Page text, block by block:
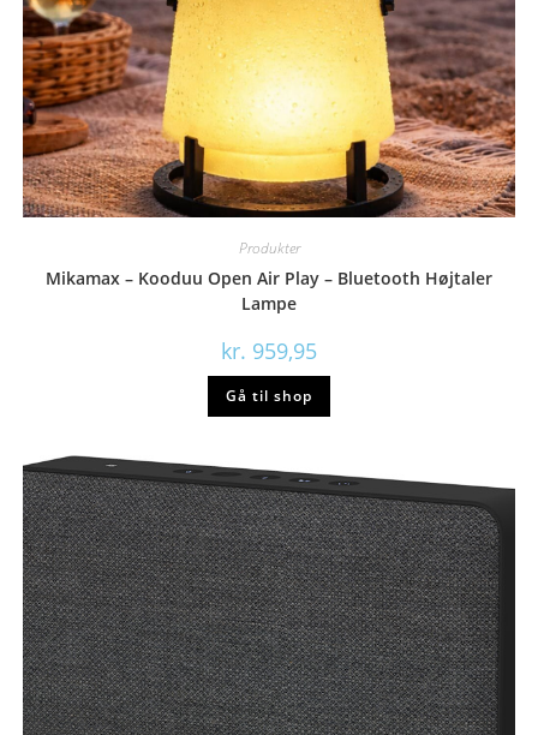
Produkter
Mikamax – Kooduu Open Air Play – Bluetooth Højtaler
Lampe
kr. 959,95
Gå til shop